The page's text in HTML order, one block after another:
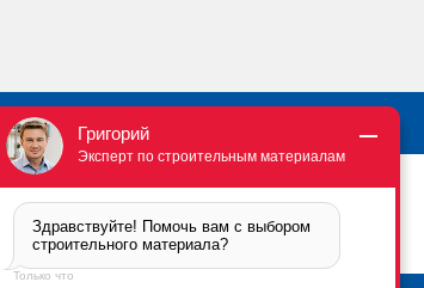
Григорий
Эксперт по строительным материалам
Здравствуйте! Помочь вам с выбором
строительного материала?
Только что